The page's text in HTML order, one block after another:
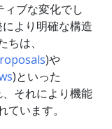
ィブな変化でし
より明確な構造
は、
)や
)といった
それにより機能
います。